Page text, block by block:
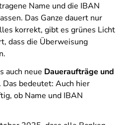
Name und die IBAN
Das Ganze dauert nur
korrekt, gibt es grünes Licht
dass die Überweisung
auch neue Daueraufträge und
. Das bedeutet: Auch hier
ob Name und IBAN